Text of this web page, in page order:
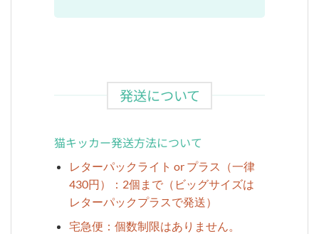
発送について
猫キッカー発送方法について
レターパックライト or プラス（一律
430円）：2個まで（ビッグサイズは
レターパックプラスで発送）
宅急便：個数制限はありません。